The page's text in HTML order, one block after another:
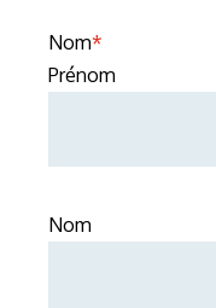
Nom*
Prénom
Nom